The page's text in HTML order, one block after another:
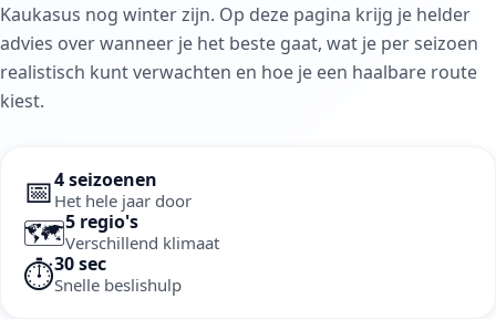
Kaukasus nog winter zijn. Op deze pagina krijg je helder
advies over wanneer je het beste gaat, wat je per seizoen
realistisch kunt verwachten en hoe je een haalbare route
kiest.
📅4 seizoenen
Het hele jaar door
🗺️5 regio's
Verschillend klimaat
⏱️30 sec
Snelle beslishulp